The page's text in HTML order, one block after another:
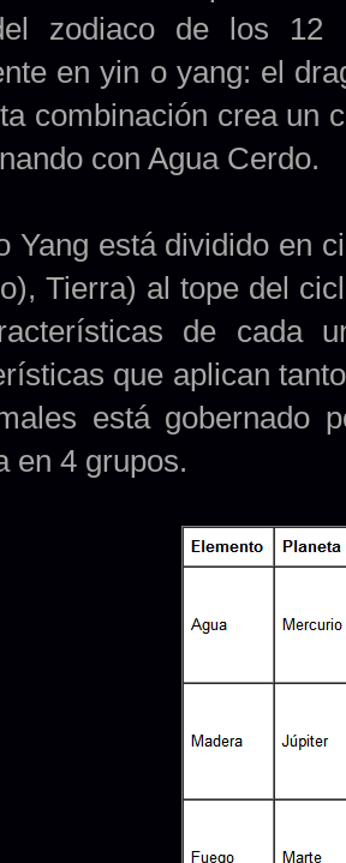
zodiaco de los 12
en yin o yang: el
combinación crea un
con Agua Cerdo.
Yang está dividido en
Tierra) al tope del
de cada
que aplican
está gobernado
en 4 grupos.